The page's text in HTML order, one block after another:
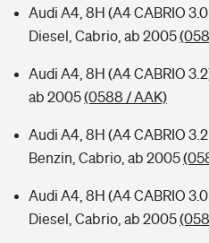
Audi A4, 8H (A4 CABRIO 3.0
Diesel, Cabrio, ab 2005
Audi A4, 8H (A4 CABRIO
ab 2005(0588 / AAK)
Audi A4, 8H (A4 CABRIO
Benzin, Cabrio, ab 2005
Audi A4, 8H (A4 CABRIO
Diesel, Cabrio, ab 2005